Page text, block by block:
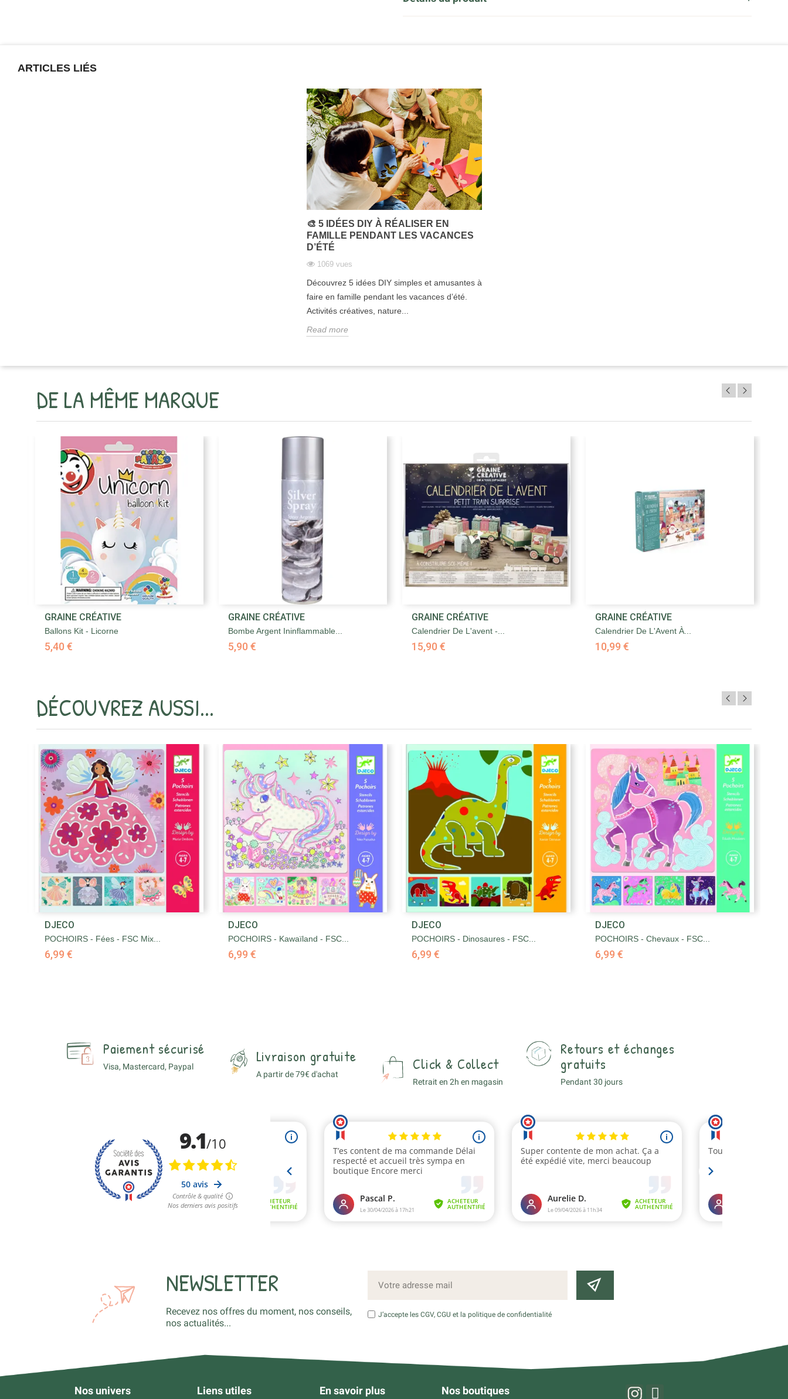
ARTICLES LIÉS
🎨 5 IDÉES DIY À RÉALISER EN
FAMILLE PENDANT LES VACANCES
D’ÉTÉ
1069 vues
Découvrez 5 idées DIY simples et amusantes à
faire en famille pendant les vacances d’été.
Activités créatives, nature...
Read more
DE LA MÊME MARQUE
Aperçu rapide
GRAINE CRÉATIVE
Ballons Kit - Licorne
5,40 €
Aperçu rapide
GRAINE CRÉATIVE
Bombe Argent Ininflammable...
5,90 €
Aperçu rapide
GRAINE CRÉATIVE
Calendrier De L'avent -...
15,90 €
Aperçu rapide
GRAINE CRÉATIVE
Calendrier De L'Avent À...
10,99 €
DÉCOUVREZ AUSSI...
DJECO
POCHOIRS - Fées - FSC Mix...
6,99 €
DJECO
POCHOIRS - Kawaïland - FSC...
6,99 €
DJECO
POCHOIRS - Dinosaures - FSC...
6,99 €
DJECO
POCHOIRS - Chevaux - FSC...
6,99 €
Paiement sécurisé
Visa, Mastercard, Paypal
Livraison gratuite
A partir de 79€ d'achat
Click & Collect
Retrait en 2h en magasin
Retours et échanges
gratuits
Pendant 30 jours
NEWSLETTER
Recevez nos offres du moment, nos conseils,
nos actualités...
J’accepte les CGV, CGU et la politique de confidentialité
Nos univers Liens utiles En savoir plus Nos boutiques